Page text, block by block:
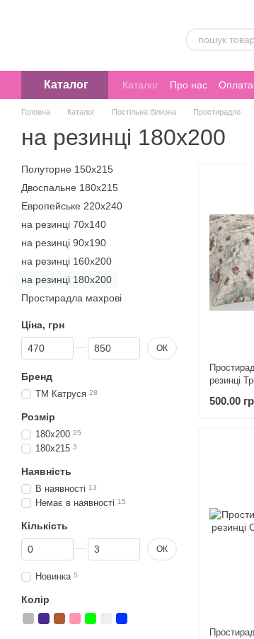
Каталог Каталог Про нас Оплата
Головна Каталог Постільна білизна Простирадло
на резинці 180х200
резинці
500.00
Полуторне 150х215
Двоспальне 180х215
Европейське 220х240
на резинці 70х140
на резинці 90х190
на резинці 160х200
на резинці 180х200
Простирадла махрові
Ціна, грн
Від Ціна, грн
До Ціна, грн ОК
Бренд
ТМ Катруся 28
Розмір
180х200 25
180х215 3
Наявність
В наявності 13
Немає в наявності 15
Кількість
Від Кількість
До Кількість ОК
Новинка 5
Колір